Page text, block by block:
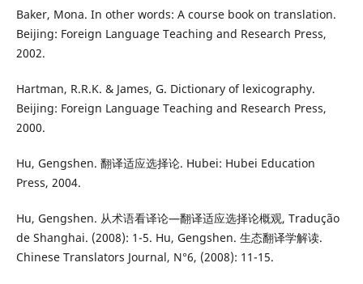
Baker, Mona. In other words: A course book on translation.
Beijing: Foreign Language Teaching and Research Press,
2002.
Hartman, R.R.K. & James, G. Dictionary of lexicography.
Beijing: Foreign Language Teaching and Research Press,
2000.
Hu, Gengshen. 翻译适应选择论. Hubei: Hubei Education
Press, 2004.
Hu, Gengshen. 从术语看译论—翻译适应选择论概观, Tradução
de Shanghai. (2008): 1-5. Hu, Gengshen. 生态翻译学解读.
Chinese Translators Journal, N°6, (2008): 11-15.